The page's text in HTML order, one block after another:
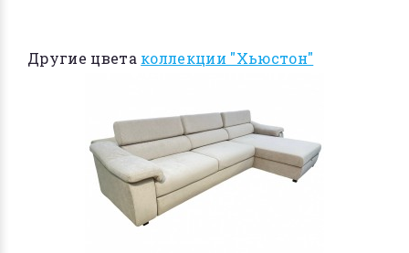
Другие цвета коллекции "Хьюстон"